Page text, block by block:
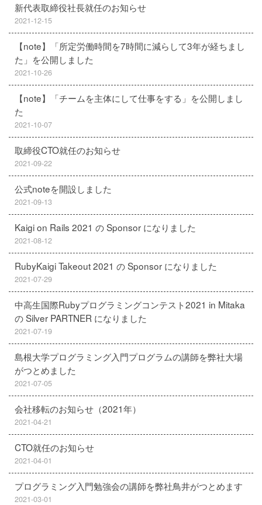
新代表取締役社長就任のお知らせ
2021-12-15
【note】「所定労働時間を7時間に減らして3年が経ちまし
た」を公開しました
2021-10-26
【note】「チームを主体にして仕事をする」を公開しまし
た
2021-10-07
取締役CTO就任のお知らせ
2021-09-22
公式noteを開設しました
2021-09-13
Kaigi on Rails 2021 の Sponsor になりました
2021-08-12
RubyKaigi Takeout 2021 の Sponsor になりました
2021-07-29
中高生国際Rubyプログラミングコンテスト2021 in Mitaka
の Silver PARTNER になりました
2021-07-19
島根大学プログラミング入門プログラムの講師を弊社大場
がつとめました
2021-07-05
会社移転のお知らせ（2021年）
2021-04-21
CTO就任のお知らせ
2021-04-01
プログラミング入門勉強会の講師を弊社鳥井がつとめます
2021-03-01